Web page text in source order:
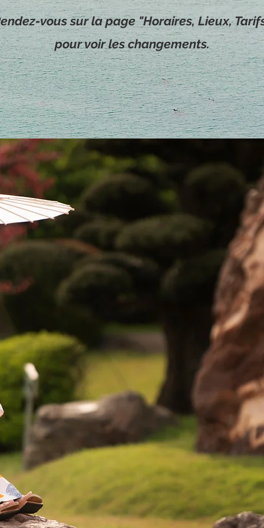
Affiliation à l'école Fa Taiji (Jean-Jacques GALINIER) -www.fataiji.fr
vous sur la page "Horaires, Lieux,
pour voir les changements.
chemin vers un mieux-